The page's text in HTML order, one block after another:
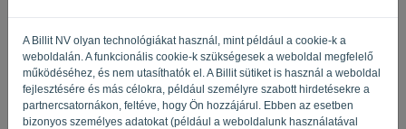
A Billit NV olyan technológiákat használ, mint például a cookie-k a
weboldalán. A funkcionális cookie-k szükségesek a weboldal megfelelő
működéséhez, és nem utasíthatók el. A Billit sütiket is használ a weboldal
fejlesztésére és más célokra, például személyre szabott hirdetésekre a
partnercsatornákon, feltéve, hogy Ön hozzájárul. Ebben az esetben
bizonyos személyes adatokat (például a weboldalunk használatával
LINK KÜLDÉSE
Vissza a bejelentkezéshez